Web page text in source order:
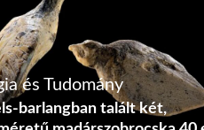
és Tudomány
barlangban talált két,